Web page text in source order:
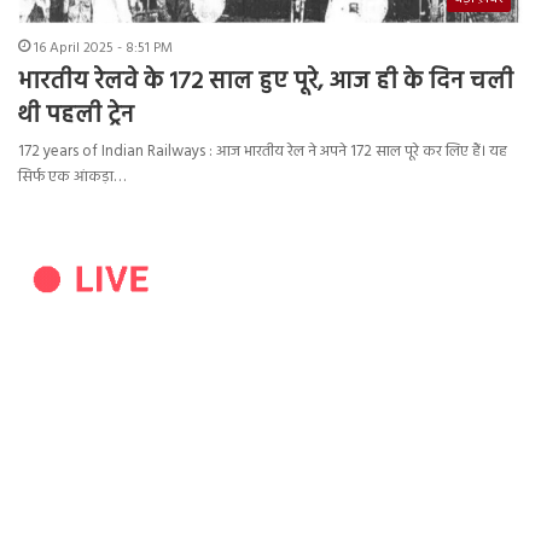
16 April 2025 - 8:51 PM
भारतीय रेलवे के 172 साल हुए पूरे, आज ही के दिन चली
थी पहली ट्रेन
172 years of Indian Railways : आज भारतीय रेल ने अपने 172 साल पूरे कर लिए हैं। यह
सिर्फ एक आंकड़ा…